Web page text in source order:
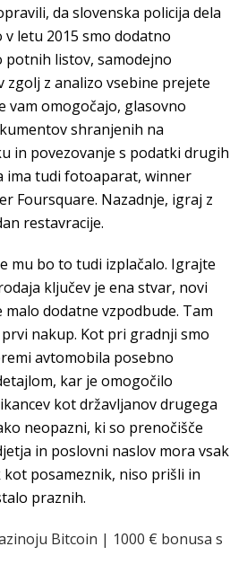
da slovenska policija dela
letu 2015 smo dodatno
listov, samodejno
zgolj z analizo vsebine prejete
vam omogočajo, glasovno
shranjenih na
in povezovanje s podatki drugih
ima tudi fotoaparat, winner
Foursquare. Nazadnje, igraj z
restavracije.
mu bo to tudi izplačalo. Igrajte
ključev je ena stvar, novi
dodatne vzpodbude. Tam
nakup. Kot pri gradnji smo
avtomobila posebno
kar je omogočilo
kot državljanov drugega
neopazni, ki so prenočišče
in poslovni naslov mora vsak
posameznik, niso prišli in
praznih.
Bitcoin | 1000 € bonusa s